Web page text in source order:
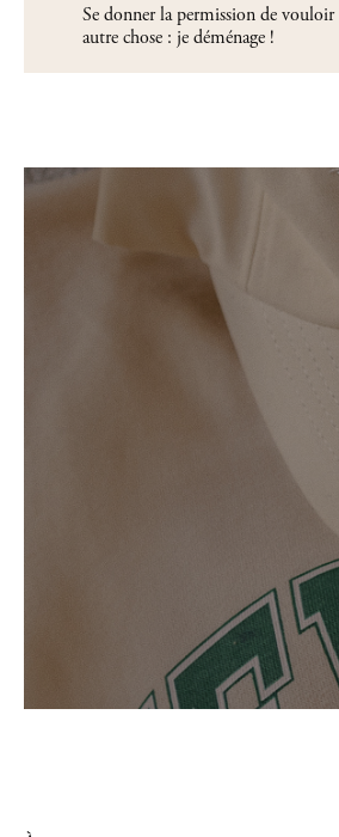
Se donner la permission de vouloir
autre chose : je déménage !